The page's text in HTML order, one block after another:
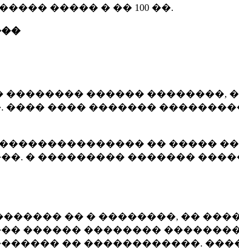
����� � �� 100 ��.
������ ��������,
���� ���� �������
�� �����
� ��������� �������
�� � ��������, ��
������ ��������
�� ������������.